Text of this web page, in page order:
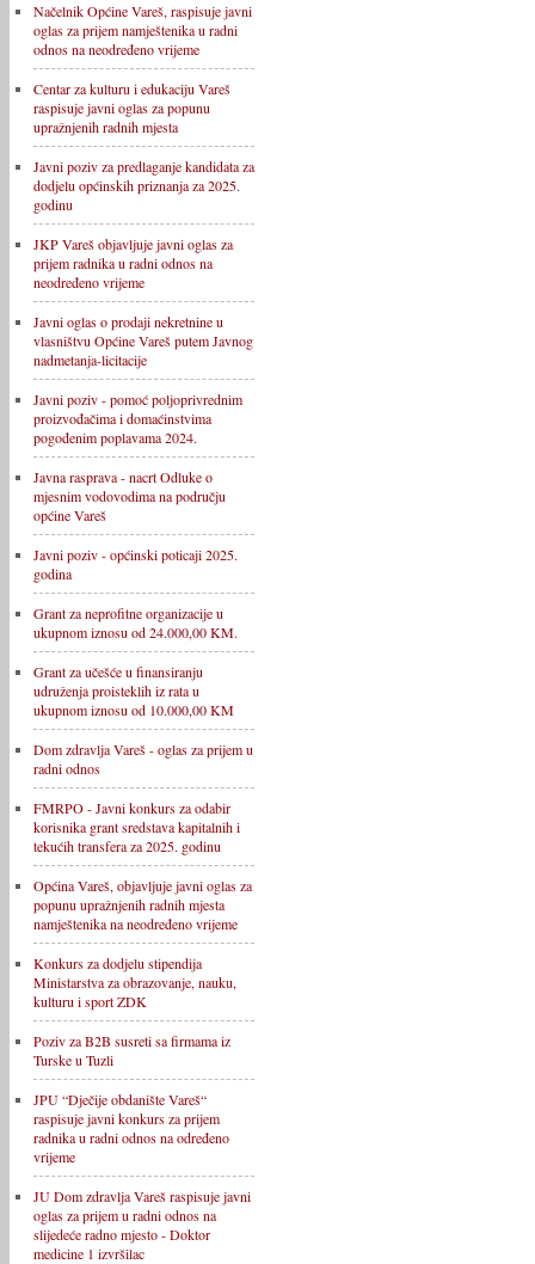
Načelnik Općine Vareš, raspisuje javni
oglas za prijem namještenika u radni
odnos na neodređeno vrijeme
Centar za kulturu i edukaciju Vareš
raspisuje javni oglas za popunu
upražnjenih radnih mjesta
Javni poziv za predlaganje kandidata za
dodjelu općinskih priznanja za 2025.
godinu
JKP Vareš objavljuje javni oglas za
prijem radnika u radni odnos na
neodređeno vrijeme
Javni oglas o prodaji nekretnine u
vlasništvu Općine Vareš putem Javnog
nadmetanja-licitacije
Javni poziv - pomoć poljoprivrednim
proizvođačima i domaćinstvima
pogođenim poplavama 2024.
Javna rasprava - nacrt Odluke o
mjesnim vodovodima na području
općine Vareš
Javni poziv - općinski poticaji 2025.
godina
Grant za neprofitne organizacije u
ukupnom iznosu od 24.000,00 KM.
Grant za učešće u finansiranju
udruženja proisteklih iz rata u
ukupnom iznosu od 10.000,00 KM
Dom zdravlja Vareš - oglas za prijem u
radni odnos
FMRPO - Javni konkurs za odabir
korisnika grant sredstava kapitalnih i
tekućih transfera za 2025. godinu
Općina Vareš, objavljuje javni oglas za
popunu upražnjenih radnih mjesta
namještenika na neodređeno vrijeme
Konkurs za dodjelu stipendija
Ministarstva za obrazovanje, nauku,
kulturu i sport ZDK
Poziv za B2B susreti sa firmama iz
Turske u Tuzli
JPU “Dječije obdanište Vareš“
raspisuje javni konkurs za prijem
radnika u radni odnos na određeno
vrijeme
JU Dom zdravlja Vareš raspisuje javni
oglas za prijem u radni odnos na
slijedeće radno mjesto - Doktor
medicine 1 izvršilac